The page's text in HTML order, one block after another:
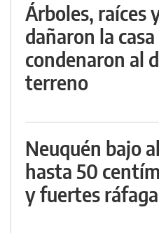
Árboles, raíces
dañaron la
condenaron al
terreno
Neuquén bajo
hasta 50
y fuertes